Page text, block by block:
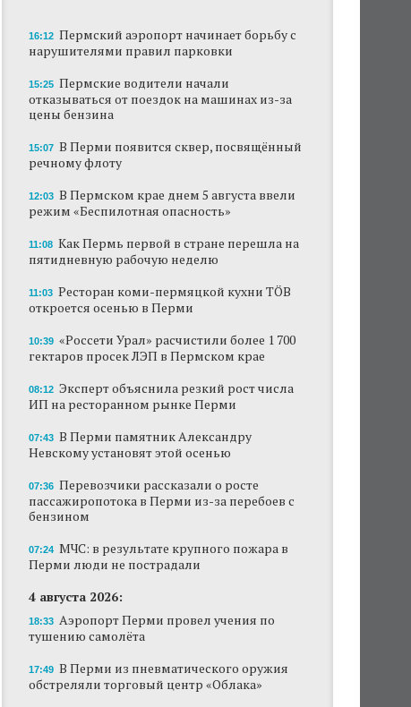
поездок на машинах из-за цены бензина
пятидневную рабочую неделю
Ресторан коми-пермяцкой кухни TÖB
откроется осенью в Перми
Эксперт объяснила резкий рост числа ИП на
ресторанном рынке Перми
16:12 Пермский аэропорт начинает борьбу с
нарушителями правил парковки
15:25 Пермские водители начали
отказываться от поездок на машинах из-за
цены бензина
15:07 В Перми появится сквер, посвящённый
речному флоту
12:03 В Пермском крае днем 5 августа ввели
режим «Беспилотная опасность»
11:08 Как Пермь первой в стране перешла на
пятидневную рабочую неделю
11:03 Ресторан коми-пермяцкой кухни TÖB
откроется осенью в Перми
10:39 «Россети Урал» расчистили более 1 700
гектаров просек ЛЭП в Пермском крае
08:12 Эксперт объяснила резкий рост числа
ИП на ресторанном рынке Перми
07:43 В Перми памятник Александру
Невскому установят этой осенью
07:36 Перевозчики рассказали о росте
пассажиропотока в Перми из-за перебоев с
бензином
07:24 МЧС: в результате крупного пожара в
Перми люди не пострадали
4 августа 2026:
18:33 Аэропорт Перми провел учения по
тушению самолёта
17:49 В Перми из пневматического оружия
обстреляли торговый центр «Облака»